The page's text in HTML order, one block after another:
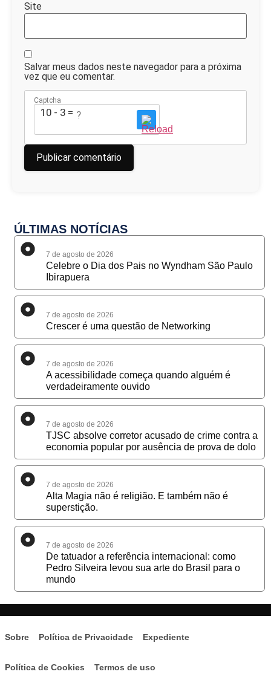
Site
Salvar meus dados neste navegador para a próxima
vez que eu comentar.
Captcha
10 - 3 = ?
ÚLTIMAS NOTÍCIAS
7 de agosto de 2026
Celebre o Dia dos Pais no Wyndham São Paulo
Ibirapuera
7 de agosto de 2026
Crescer é uma questão de Networking
7 de agosto de 2026
A acessibilidade começa quando alguém é
verdadeiramente ouvido
7 de agosto de 2026
TJSC absolve corretor acusado de crime contra a
economia popular por ausência de prova de dolo
7 de agosto de 2026
Alta Magia não é religião. E também não é
superstição.
7 de agosto de 2026
De tatuador a referência internacional: como
Pedro Silveira levou sua arte do Brasil para o
mundo
Sobre Política de Privacidade Expediente
Política de Cookies Termos de uso